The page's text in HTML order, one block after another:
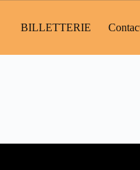
BILLETTERIE